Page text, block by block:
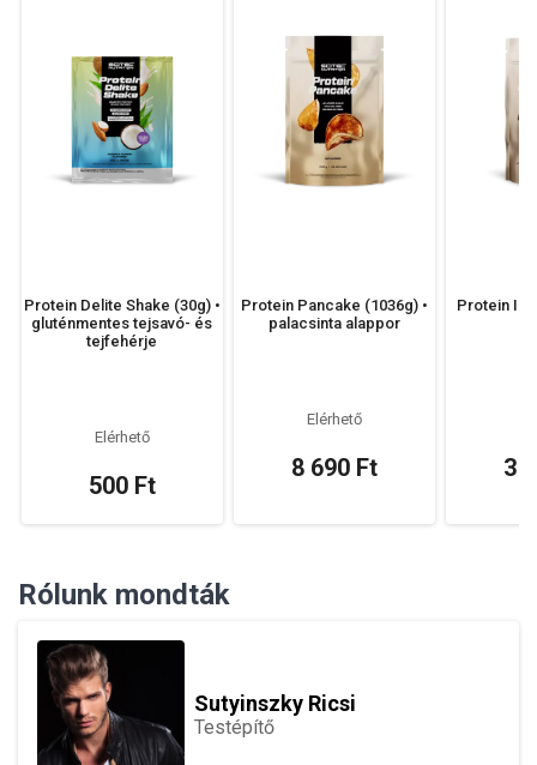
Protein Delite Shake (30g) •
gluténmentes tejsavó- és
tejfehérje
Elérhető
500 Ft
Protein Pancake (1036g) •
palacsinta alappor
Elérhető
8 690 Ft
Protein
3
Rólunk mondták
Sutyinszky Ricsi
Testépítő